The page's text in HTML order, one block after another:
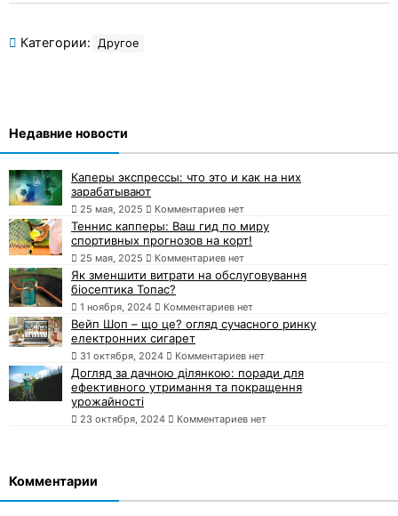
Категории: Другое
Недавние новости
Каперы экспрессы: что это и как на них
зарабатывают
25 мая, 2025 Комментариев нет
Теннис капперы: Ваш гид по миру
спортивных прогнозов на корт!
25 мая, 2025 Комментариев нет
Як зменшити витрати на обслуговування
біосептика Топас?
1 ноября, 2024 Комментариев нет
Вейп Шоп – що це? огляд сучасного ринку
електронних сигарет
31 октября, 2024 Комментариев нет
Догляд за дачною ділянкою: поради для
ефективного утримання та покращення
урожайності
23 октября, 2024 Комментариев нет
Комментарии